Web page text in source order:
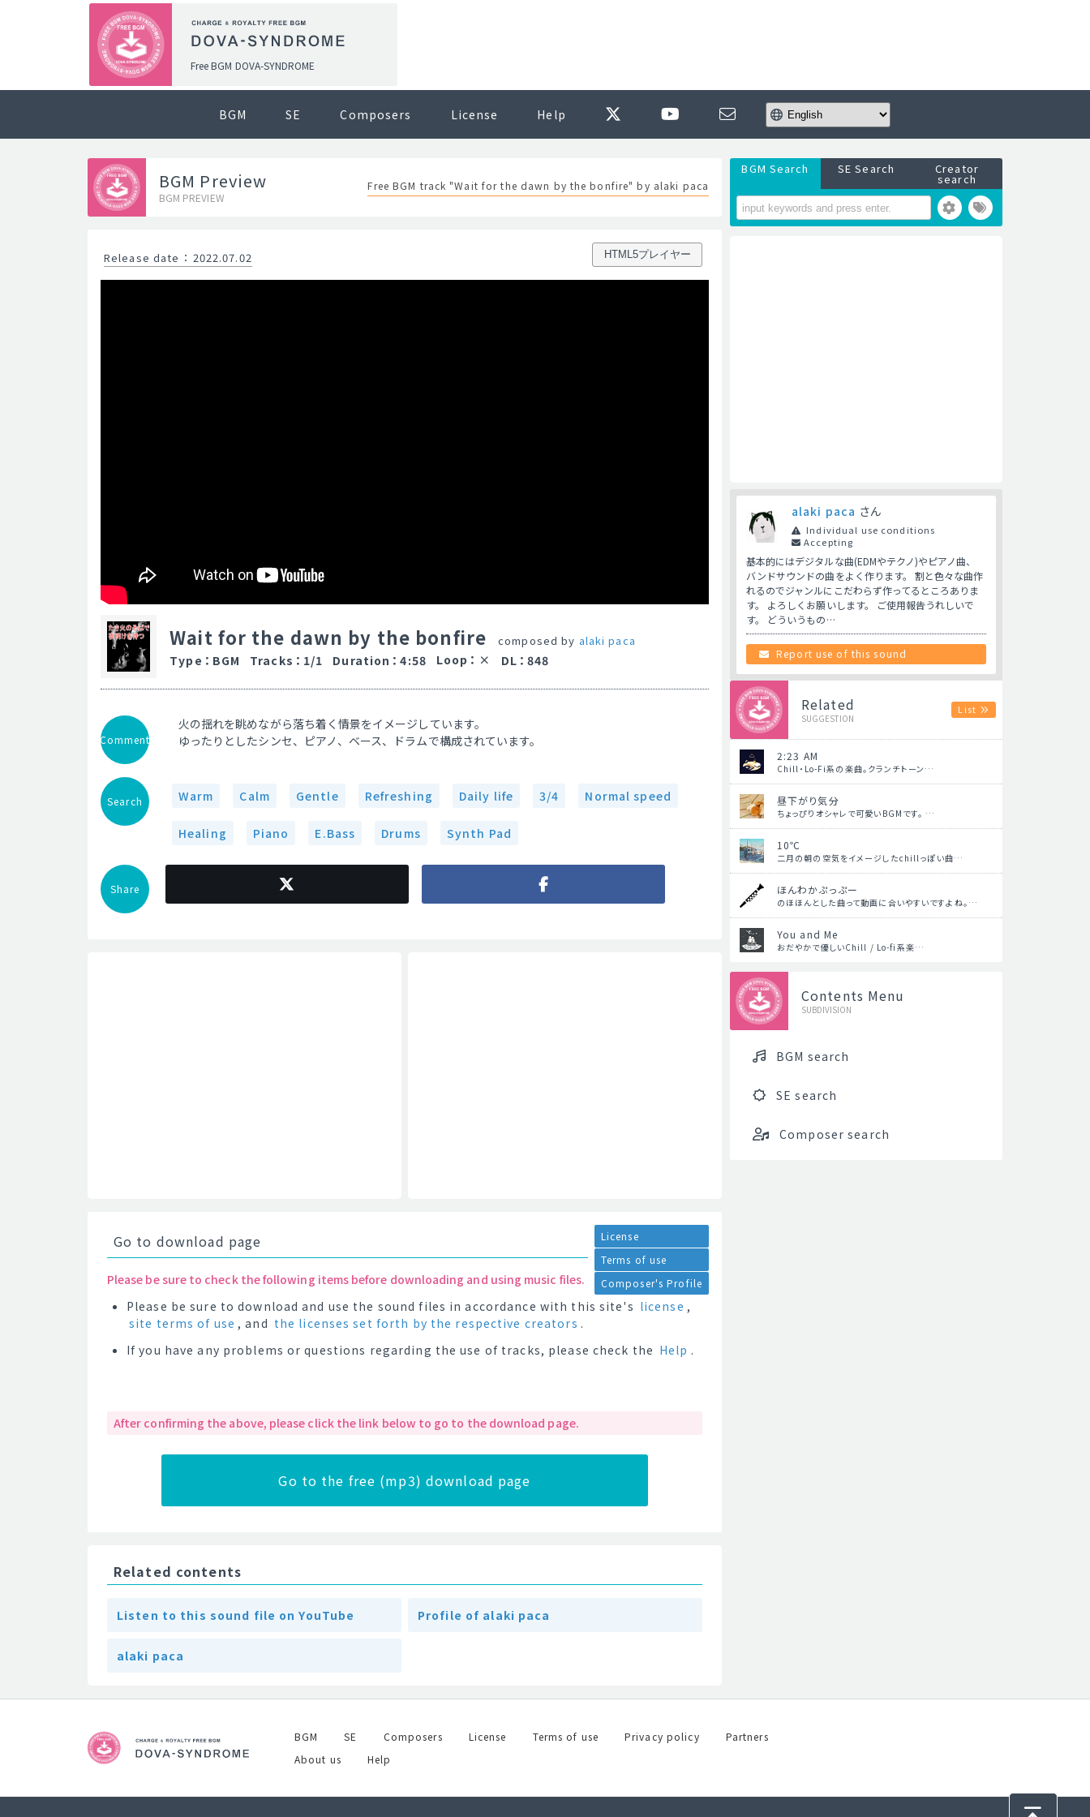
Free BGM DOVA-SYNDROME
BGM SE Composers License Help
BGM Preview
BGM PREVIEW
Free BGM track "Wait for the dawn by the bonfire" by alaki paca
Release date ： 2022.07.02 HTML5プレイヤー
Wait for the dawn by the bonfire composed by alaki paca
Type ： BGM Tracks ： 1/1 Duration ： 4:58 Loop ： DL ： 848
Comment
火の揺れを眺めながら落ち着く情景をイメージしています。
ゆったりとしたシンセ、ピアノ、ベース、ドラムで構成されています。
Search Warm Calm Gentle Refreshing Daily life 3/4 Normal speed
Healing Piano E.Bass Drums Synth Pad
Share
Go to download page
License
Terms of use
Composer's Profile
Please be sure to check the following items before downloading and using music files.
Please be sure to download and use the sound files in accordance with this site's license ,
site terms of use , and the licenses set forth by the respective creators .
If you have any problems or questions regarding the use of tracks, please check the Help .
After confirming the above, please click the link below to go to the download page.
Go to the free (mp3) download page
Related contents
Listen to this sound file on YouTube Profile of alaki paca
alaki paca
BGM Search SE Search Creator
search
alaki paca さん
Individual use conditions
Accepting
基本的にはデジタルな曲(EDMやテクノ)やピアノ曲、
バンドサウンドの曲をよく作ります。 割と色々な曲作
れるのでジャンルにこだわらず作ってるところありま
す。 よろしくお願いします。 ご使用報告うれしいで
す。 どういうもの…
Report use of this sound
Related
SUGGESTION
List
2:23 AM
Chill・Lo-Fi系の楽曲。クランチトーン…
昼下がり気分
ちょっぴりオシャレで可愛いBGMです。 …
10℃
二月の朝の空気をイメージしたchillっぽい曲…
ほんわかぷっぷー
のほほんとした曲って動画に合いやすいですよね。…
You and Me
おだやかで優しいChill / Lo-fi系楽…
Contents Menu
SUBDIVISION
BGM search
SE search
Composer search
BGM SE Composers License Terms of use Privacy policy
Partners
About us
Help